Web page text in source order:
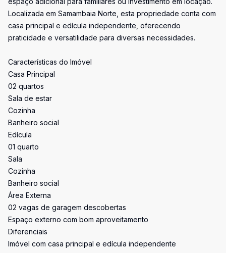
Localizada em Samambaia Norte, esta propriedade conta com
casa principal e edícula independente, oferecendo
praticidade e versatilidade para diversas necessidades.
Características do Imóvel
Casa Principal
02 quartos
Sala de estar
Cozinha
Banheiro social
Edícula
01 quarto
Sala
Cozinha
Banheiro social
Área Externa
02 vagas de garagem descobertas
Espaço externo com bom aproveitamento
Diferenciais
Imóvel com casa principal e edícula independente